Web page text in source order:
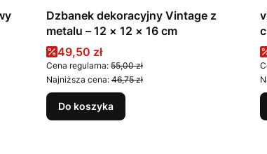
Dzbanek dekoracyjny Vintage z
metalu – 12 × 12 × 16 cm
Cena promocyjna
49,50 zł
Cena regularna: 55,00 zł
Najniższa cena: 46,75 zł
Do koszyka